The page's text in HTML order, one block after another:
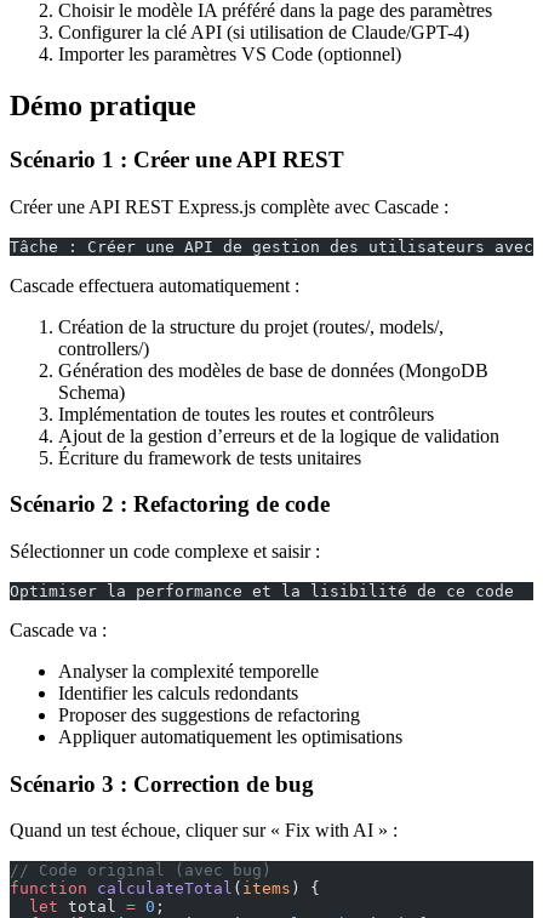
Choisir le modèle IA préféré dans la page des paramètres
Configurer la clé API (si utilisation de Claude/GPT-4)
Importer les paramètres VS Code (optionnel)
Démo pratique
Scénario 1 : Créer une API REST
Créer une API REST Express.js complète avec Cascade :
Tâche : Créer une API de gestion des utilisateurs avec
Cascade effectuera automatiquement :
Création de la structure du projet (routes/, models/,
controllers/)
Génération des modèles de base de données (MongoDB
Schema)
Implémentation de toutes les routes et contrôleurs
Ajout de la gestion d’erreurs et de la logique de validation
Écriture du framework de tests unitaires
Scénario 2 : Refactoring de code
Sélectionner un code complexe et saisir :
Optimiser la performance et la lisibilité de ce code
Cascade va :
Analyser la complexité temporelle
Identifier les calculs redondants
Proposer des suggestions de refactoring
Appliquer automatiquement les optimisations
Scénario 3 : Correction de bug
Quand un test échoue, cliquer sur « Fix with AI » :
// Code original (avec bug)
function calculateTotal ( items ) {
  let
total = 0 ;